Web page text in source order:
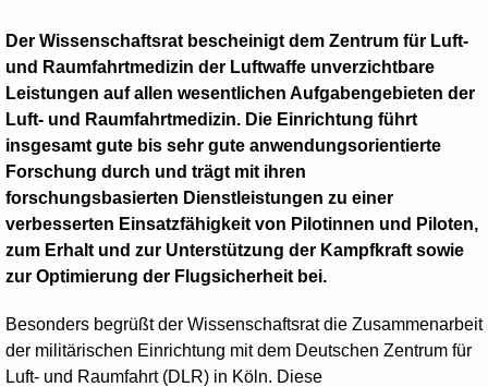
Der Wissenschaftsrat bescheinigt dem Zentrum für Luft-
und Raumfahrtmedizin der Luftwaffe unverzichtbare
Leistungen auf allen wesentlichen Aufgabengebieten der
Luft- und Raumfahrtmedizin. Die Einrichtung führt
insgesamt gute bis sehr gute anwendungsorientierte
Forschung durch und trägt mit ihren
forschungsbasierten Dienstleistungen zu einer
verbesserten Einsatzfähigkeit von Pilotinnen und Piloten,
zum Erhalt und zur Unterstützung der Kampfkraft sowie
zur Optimierung der Flugsicherheit bei.
Besonders begrüßt der Wissenschaftsrat die Zusammenarbeit
der militärischen Einrichtung mit dem Deutschen Zentrum für
Luft- und Raumfahrt (DLR) in Köln. Diese